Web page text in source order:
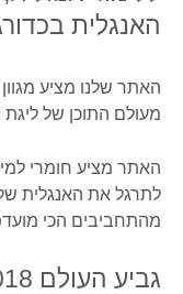
האנגלית
האתר שלנו מציע
מעולם התוכן של
האתר מציע חומרי
לתרגל את האנגלית
מהתחביבים הכי
גביע העולם 2018